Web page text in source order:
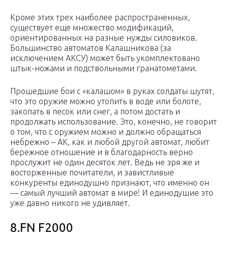
Кроме этих трех наиболее распространенных,
существует еще множество модификаций,
ориентированных на разные нужды силовиков.
Большинство автоматов Калашникова (за
исключением АКСУ) может быть укомплектовано
штык-ножами и подствольными гранатометами.
Прошедшие бои с «калашом» в руках солдаты шутят,
что это оружие можно утопить в воде или болоте,
закопать в песок или снег, а потом достать и
продолжать использование. Это, конечно, не говорит
о том, что с оружием можно и должно обращаться
небрежно – АК, как и любой другой автомат, любит
бережное отношение и в благодарность верно
прослужит не один десяток лет. Ведь не зря же и
восторженные почитатели, и завистливые
конкуренты единодушно признают, что именно он
— самый лучший автомат в мире! И единодушие это
уже давно никого не удивляет.
8.FN F2000